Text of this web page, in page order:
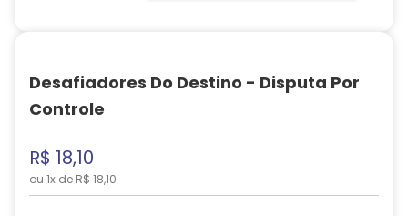
Desafiadores Do Destino - Disputa Por
Controle
R$ 18,10
ou 1x de R$ 18,10